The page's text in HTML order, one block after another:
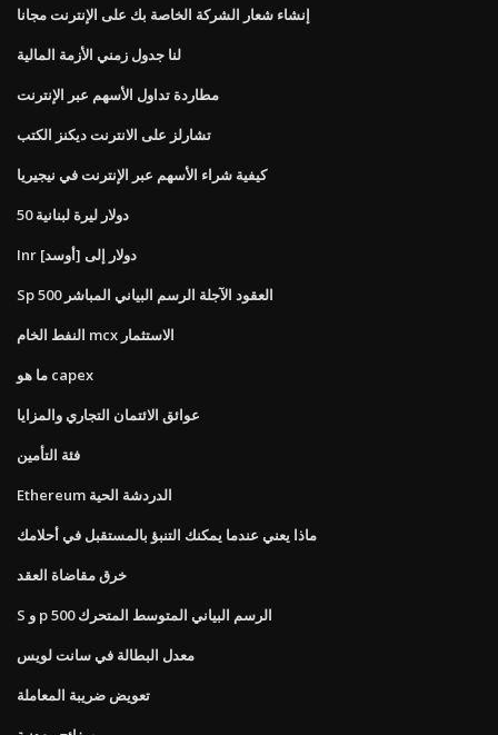
إنشاء شعار الشركة الخاصة بك على الإنترنت مجانا
لنا جدول زمني الأزمة المالية
مطاردة تداول الأسهم عبر الإنترنت
تشارلز على الانترنت ديكنز الكتب
كيفية شراء الأسهم عبر الإنترنت في نيجيريا
50 دولار ليرة لبنانية
Inr دولار إلى [أوسد]
Sp 500 العقود الآجلة الرسم البياني المباشر
النفط الخام mcx الاستثمار
ما هو capex
عوائق الائتمان التجاري والمزايا
فئة التأمين
Ethereum الدردشة الحية
ماذا يعني عندما يمكنك التنبؤ بالمستقبل في أحلامك
خرق مقاضاة العقد
S و p 500 الرسم البياني المتوسط ​​المتحرك
معدل البطالة في سانت لويس
تعويض ضريبة المعاملة